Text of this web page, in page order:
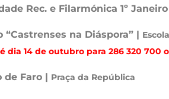
Rec. e Filarmónica 1º
“Castrenses na Diáspora” |
dia 14 de outubro para 286 320 700
de Faro | Praça da República